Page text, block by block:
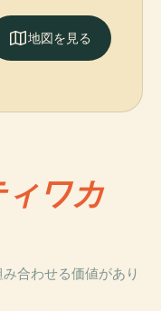
地図を見る
ワカ
合わせる価値があり